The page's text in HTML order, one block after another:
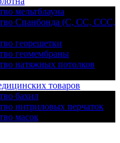
мельтблауна
Спанбонда (С, СС, ССС,
георешетки
геомембраны
натяжных потолков
товаров
бахил
нитриловых перчаток
масок